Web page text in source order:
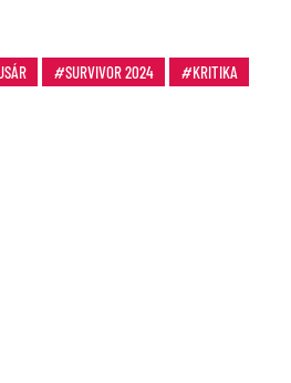
SURVIVOR 2024
KRITIKA